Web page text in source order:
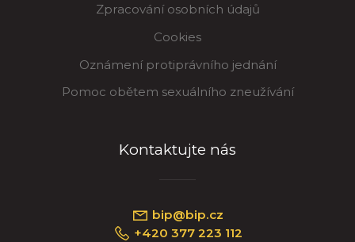
Zpracování osobních údajů
Cookies
Oznámení protiprávního jednání
Pomoc obětem sexuálního zneužívání
Kontaktujte nás
bip@bip.cz
+420 377 223 112